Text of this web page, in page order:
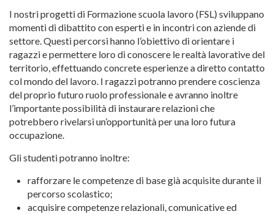
I nostri progetti di Formazione scuola lavoro (FSL) sviluppano
momenti di dibattito con esperti e in incontri con aziende di
settore. Questi percorsi hanno l’obiettivo di orientare i
ragazzi e permettere loro di conoscere le realtà lavorative del
territorio, effettuando concrete esperienze a diretto contatto
col mondo del lavoro. I ragazzi potranno prendere coscienza
del proprio futuro ruolo professionale e avranno inoltre
l’importante possibilità di instaurare relazioni che
potrebbero rivelarsi un’opportunità per una loro futura
occupazione.
Gli studenti potranno inoltre:
rafforzare le competenze di base già acquisite durante il
percorso scolastico;
acquisire competenze relazionali, comunicative ed